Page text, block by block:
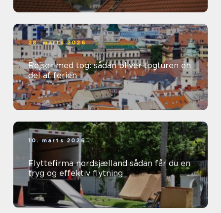
28. marts 2026
Rejser med tog: sådan bliver togturen en
del af ferien
10. marts 2026
Flyttefirma nordsjælland sådan får du en
tryg og effektiv flytning